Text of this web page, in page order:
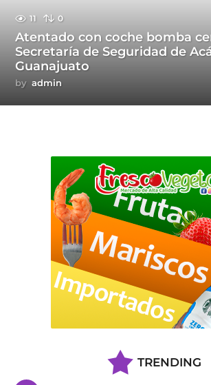
11 0
Atentado con coche bomba
Secretaría de Seguridad de
Guanajuato
by admin
TRENDING